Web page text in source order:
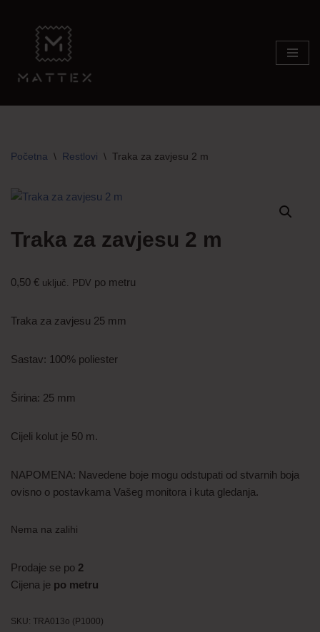
content
Početna \ Restlovi \ Traka za zavjesu 2 m
Traka za zavjesu 2 m
0,50 € uključ. PDV po metru
Traka za zavjesu 25 mm
Sastav: 100% poliester
Širina: 25 mm
Cijeli kolut je 50 m.
NAPOMENA: Navedene boje mogu odstupati od stvarnih boja
ovisno o postavkama Vašeg monitora i kuta gledanja.
Nema na zalihi
Prodaje se po 2
Cijena je po metru
SKU: TRA013o (P1000)